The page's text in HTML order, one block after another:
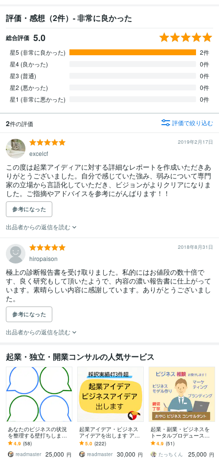
評価・感想（2件）- 非常に良かった
総合評価 5.0
星5 (非常に良かった)
2件
星4 (良かった)
0件
星3 (普通)
0件
星2 (悪かった)
0件
星1 (非常に悪かった)
0件
2件の評価 評価で絞り込む
2019年2月17日
excelcf
この度は起業アイディアに対する詳細なレポートを作成いただきあ
りがとうございました。自分で感じていた強み、弱みについて専門
家の立場から言語化していただき、ビジョンがよりクリアになりま
した。ご指摘やアドバイスを参考にがんばります！！
参考になった
出品者からの返信を読む
2018年8月31日
hiropaison
極上の診断報告書を受け取りました。私的にはお値段の数十倍で
す、良く研究もして頂いたようで、内容の濃い報告書に仕上がって
います。素晴らしい内容に感謝しています。ありがとうございまし
参考になった
出品者からの返信を読む
起業・独立・開業コンサルの人気サービス
あなたのビジネスの状況
を整理する壁打ちします
ディスカッション相手と
して相談に乗ります
4.9 (58)
readmaster
25,000 円
起業アイデア・ビジネス
アイデアを出します アイ
デアに困った方向け。ビ
ジネスアイデア出しまく
り！
5.0 (222)
readmaster
30,000 円
起業・副業・ビジネスを
トータルプロデュースし
ます 経験豊富コンサルが
強みを活かしたビジネス
設計から集客まで伴走
4.9 (51)
たっちくん
25,000 円